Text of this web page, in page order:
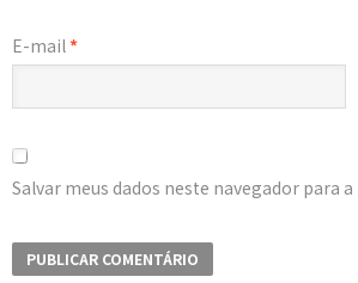
E-mail *
Salvar meus dados neste navegador para